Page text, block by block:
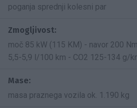
poganja sprednji kolesni par
Zmogljivost:
moč 85 kW (115 KM) - navor 200
5,5-5,9 l/100 km - CO2 125-134 g/
Mase:
masa praznega vozila ok. 1.190 kg